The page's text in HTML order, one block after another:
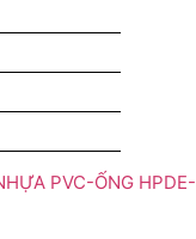
PVC-ỐNG HPDE-